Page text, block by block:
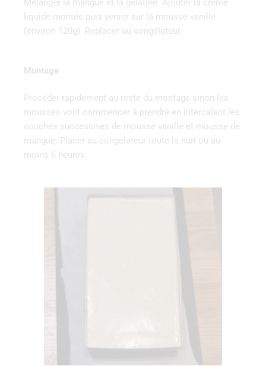
Mélanger la mangue et la gélatine. Ajouter la crème
liquide montée puis verser sur la mousse vanille
(environ 120g). Replacer au congélateur.
Montage
Procéder rapidement au reste du montage sinon les
mousses vont commencer à prendre en intercalant les
couches successives de mousse vanille et mousse de
mangue. Placer au congélateur toute la nuit ou au
moins 6 heures.